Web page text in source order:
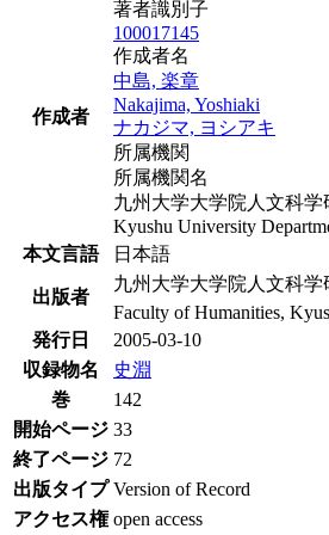
作成者
著者識別子
100017145
作成者名
中島, 楽章
Nakajima, Yoshiaki
ナカジマ, ヨシアキ
所属機関
所属機関名
九州大学大学院人文科
Kyushu University
本文言語
日本語
出版者
九州大学大学院人文科学
Faculty of Humanities,
発行日
2005-03-10
収録物名
史淵
巻
142
開始ページ 33
終了ページ 72
出版タイプ Version of Record
アクセス権 open access